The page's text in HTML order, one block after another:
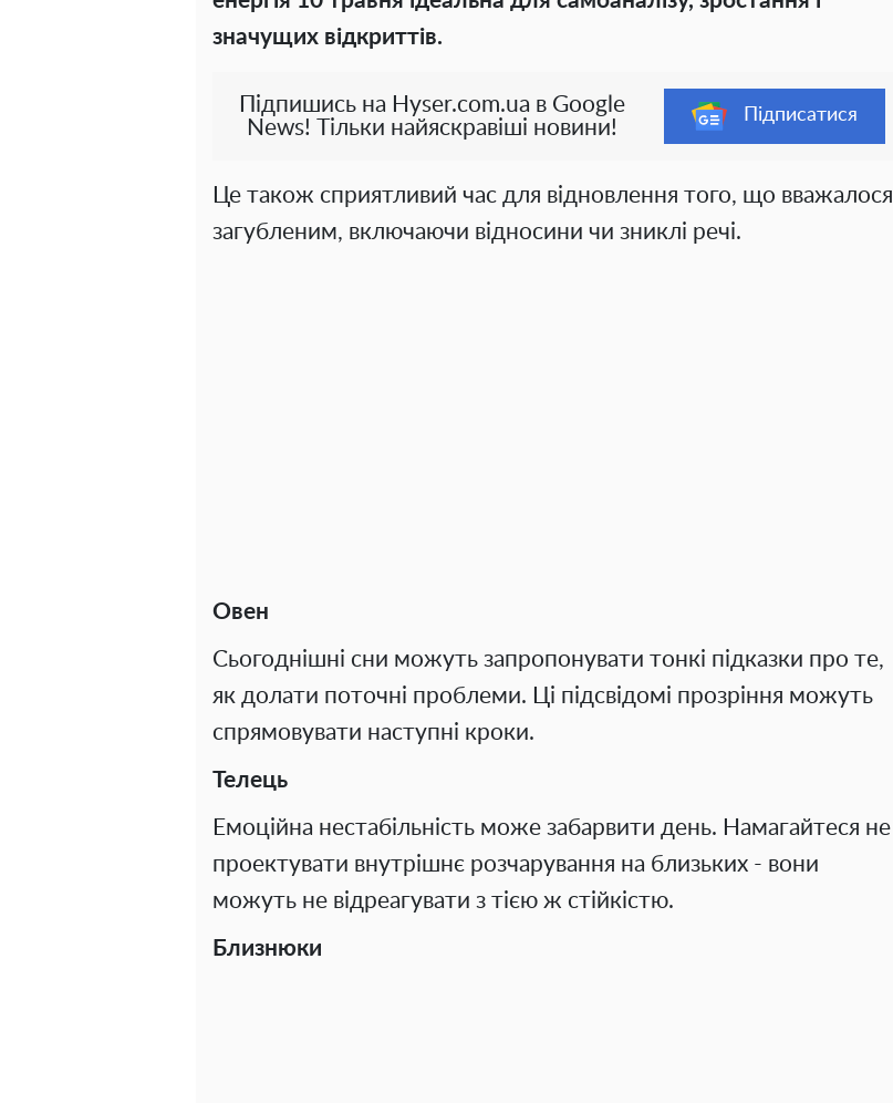
значущих відкриттів.
Підпишись на Hyser.com.ua в Google
News! Тільки найяскравіші новини!
Підписатися
Це також сприятливий час для відновлення того, що вважалося
загубленим, включаючи відносини чи зниклі речі.
Овен
Сьогоднішні сни можуть запропонувати тонкі підказки про те,
як долати поточні проблеми. Ці підсвідомі прозріння можуть
спрямовувати наступні кроки.
Телець
Емоційна нестабільність може забарвити день. Намагайтеся не
проектувати внутрішнє розчарування на близьких - вони
можуть не відреагувати з тією ж стійкістю.
Близнюки